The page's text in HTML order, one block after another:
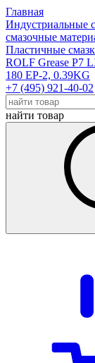
Главная
Индустриальные
смазочные
Пластичные
ROLF Grease P7
180 EP-2, 0.39KG
+7 (495) 921-40-02
найти товар